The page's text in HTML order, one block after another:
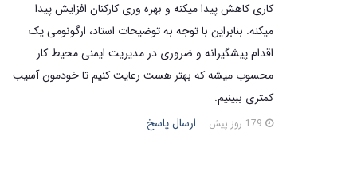
کاری کاهش پیدا میکنه و بهره وری کارکنان افزایش پیدا
میکنه. بنابراین با توجه به توضیحات استاد، ارگونومی یک
اقدام پیشگیرانه و ضروری در مدیریت ایمنی محیط کار
محسوب میشه که بهتر هست رعایت کنیم تا خودمون آسیب
کمتری ببینیم.
ارسال پاسخ